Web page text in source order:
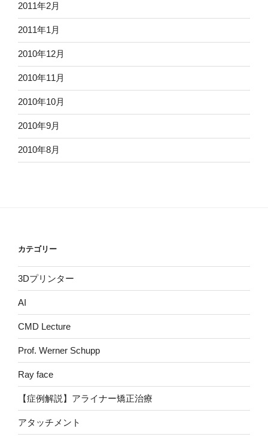
2011年2月
2011年1月
2010年12月
2010年11月
2010年10月
2010年9月
2010年8月
カテゴリー
3Dプリンター
AI
CMD Lecture
Prof. Werner Schupp
Ray face
【症例解説】アライナー矯正治療
アタッチメント